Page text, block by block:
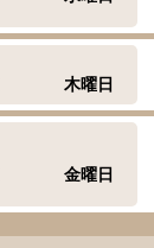
木曜日
金曜日